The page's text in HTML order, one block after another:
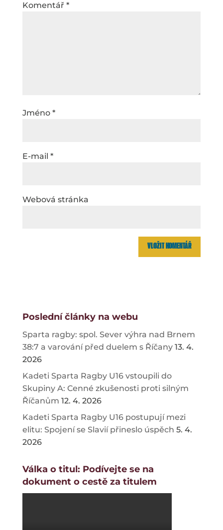
Komentář *
Jméno *
E-mail *
Webová stránka
Poslední články na webu
Sparta ragby: spol. Sever výhra nad Brnem
38:7 a varování před duelem s Říčany 13. 4.
2026
Kadeti Sparta Ragby U16 vstoupili do
Skupiny A: Cenné zkušenosti proti silným
Říčanům 12. 4. 2026
Kadeti Sparta Ragby U16 postupují mezi
elitu: Spojení se Slavií přineslo úspěch 5. 4.
2026
Válka o titul: Podívejte se na
dokument o cestě za titulem